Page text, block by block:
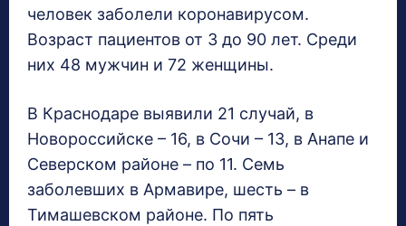
человек заболели коронавирусом.
Возраст пациентов от 3 до 90 лет. Среди
них 48 мужчин и 72 женщины.
В Краснодаре выявили 21 случай, в
Новороссийске – 16, в Сочи – 13, в Анапе и
Северском районе – по 11. Семь
заболевших в Армавире, шесть – в
Тимашевском районе. По пять